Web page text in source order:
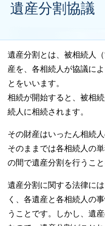
遺産分割協議
遺産分割とは、被相続人
産を、各相続人が協議に
とをいいます。
相続が開始すると、被相
続人に相続されます。
その財産はいったん相続
そのままでは各相続人の
の間で遺産分割を行うこと
遺産分割に関する法律に
く、各遺産と各相続人の
うことです。しかし、遺